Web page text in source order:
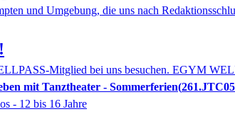
und Umgebung, die uns nach
Mitglied bei uns besuchen. EGYM
mit Tanztheater - Sommerferien
- 12 bis 16 Jahre